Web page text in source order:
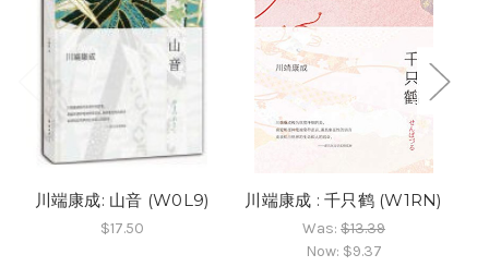
川端康成: 山音 (W0L9)
$17.50
川端康成 : 千只鹤 (W1RN)
Was: $13.39
Now: $9.37